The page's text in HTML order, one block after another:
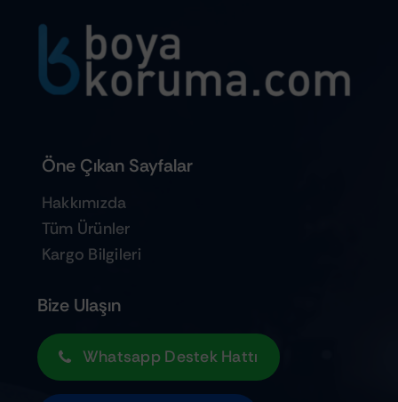
Öne Çıkan Sayfalar
Hakkımızda
Tüm Ürünler
Kargo Bilgileri
Bize Ulaşın
Whatsapp Destek Hattı